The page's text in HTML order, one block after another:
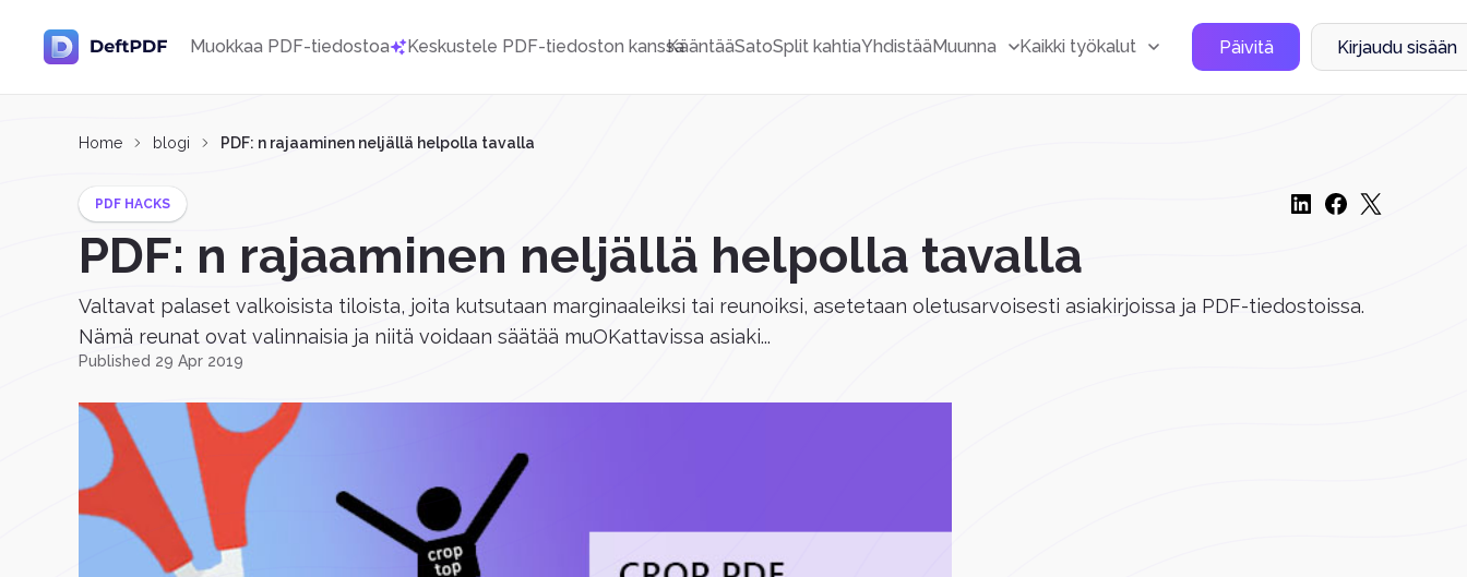
Muokkaa PDF-tiedostoa Keskustele PDF-tiedoston kanssaKääntääSatoSplit kahtiaYhdistääMuunna Kaikki työkalut Päivitä Kirjaudu sisään
Home blogi PDF: n rajaaminen neljällä helpolla tavalla
PDF HACKS
PDF: n rajaaminen neljällä helpolla tavalla
Valtavat palaset valkoisista tiloista, joita kutsutaan marginaaleiksi tai reunoiksi, asetetaan oletusarvoisesti asiakirjoissa ja PDF-tiedostoissa.
Nämä reunat ovat valinnaisia ja niitä voidaan säätää muOKattavissa asiaki...
Published 29 Apr 2019